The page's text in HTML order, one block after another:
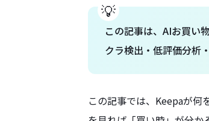
この記事は、AIお買い
クラ検出・低評価分析
この記事では、Keepaが何